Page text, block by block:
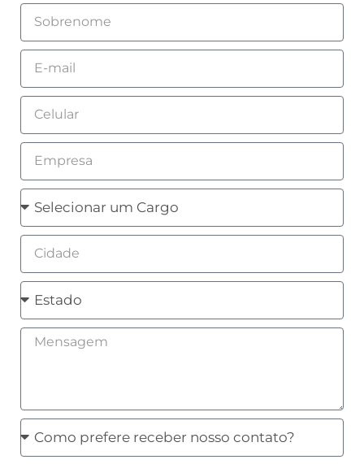
Sobrenome
Email
Celular
Empresa
Cargo
Cidade
Estado
Mensagem
Como
prefere